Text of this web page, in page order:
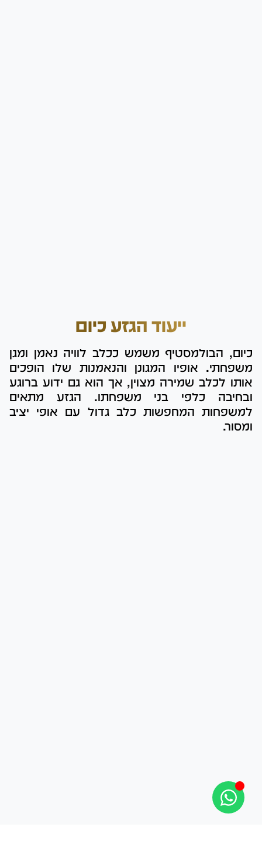
ייעוד הגזע כיום
כיום, הבולמסטיף משמש ככלב לוויה נאמן ומגן
משפחתי. אופיו המגונן והנאמנות שלו הופכים
אותו לכלב שמירה מצוין, אך הוא גם ידוע ברוגע
ובחיבה כלפי בני משפחתו. הגזע מתאים
למשפחות המחפשות כלב גדול עם אופי יציב
ומסור.